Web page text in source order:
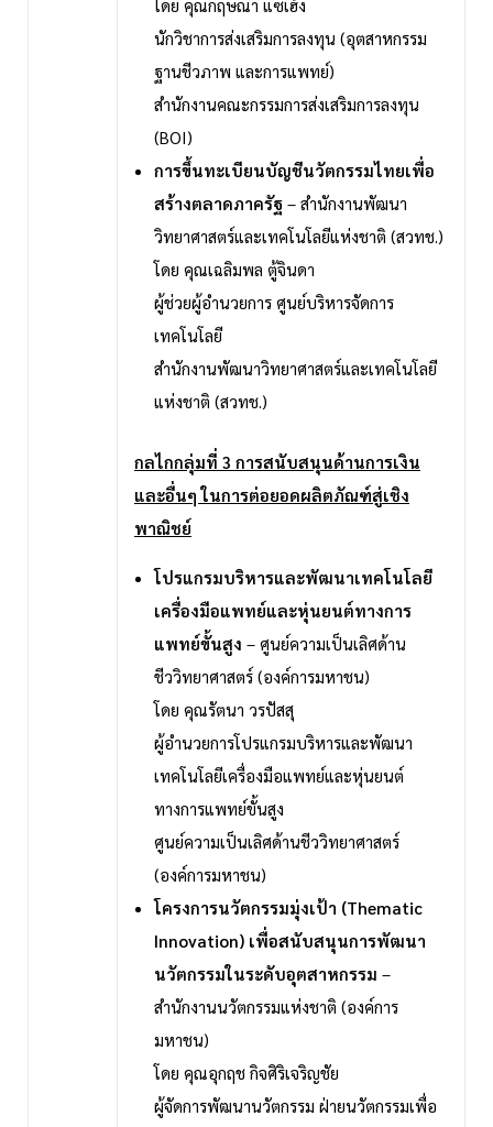
โดย คุณกฤษณา แซ่เฮ้ง
นักวิชาการส่งเสริมการลงทุน (อุตสาหกรรม
ฐานชีวภาพ และการแพทย์)
สำนักงานคณะกรรมการส่งเสริมการลงทุน
(BOI)
การขึ้นทะเบียนบัญชีนวัตกรรมไทยเพื่อ
สร้างตลาดภาครัฐ – สำนักงานพัฒนา
วิทยาศาสตร์และเทคโนโลยีแห่งชาติ (สวทช.)
โดย คุณเฉลิมพล ตู้จินดา
ผู้ช่วยผู้อำนวยการ ศูนย์บริหารจัดการ
เทคโนโลยี
สำนักงานพัฒนาวิทยาศาสตร์และเทคโนโลยี
แห่งชาติ (สวทช.)
กลไกกลุ่มที่ 3 การสนับสนุนด้านการเงิน
และอื่นๆในการต่อยอดผลิตภัณฑ์สู่เชิง
พาณิชย์
โปรแกรมบริหารและพัฒนาเทคโนโลยี
เครื่องมือแพทย์และหุ่นยนต์ทางการ
แพทย์ขั้นสูง – ศูนย์ความเป็นเลิศด้าน
ชีววิทยาศาสตร์ (องค์การมหาชน)
โดย คุณรัตนา วรปัสสุ
ผู้อำนวยการโปรแกรมบริหารและพัฒนา
เทคโนโลยีเครื่องมือแพทย์และหุ่นยนต์
ทางการแพทย์ขั้นสูง
ศูนย์ความเป็นเลิศด้านชีววิทยาศาสตร์
(องค์การมหาชน)
โครงการนวัตกรรมมุ่งเป้า (Thematic
Innovation) เพื่อสนับสนุนการพัฒนา
นวัตกรรมในระดับอุตสาหกรรม –
สำนักงานนวัตกรรมแห่งชาติ (องค์การ
มหาชน)
โดย คุณอุกฤช กิจศิริเจริญชัย
ผู้จัดการพัฒนานวัตกรรม ฝ่ายนวัตกรรมเพื่อ